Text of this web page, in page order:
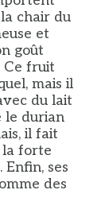
chair du
et
goût
Ce fruit
mais il
du lait
le durian
il fait
la forte
ses
des